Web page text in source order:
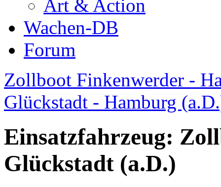
Art & Action
Wachen-DB
Forum
Zollboot Finkenwerder -
Glückstadt - Hamburg
Einsatzfahrzeug:
Glückstadt (a.D.)